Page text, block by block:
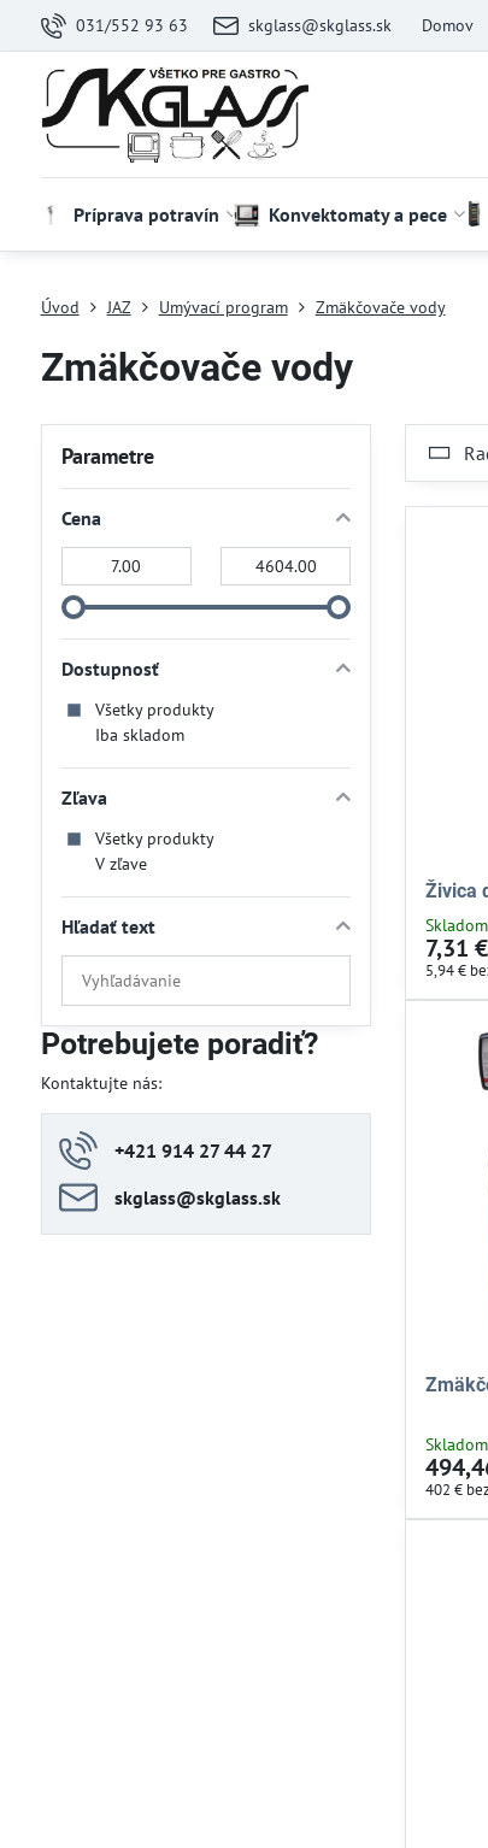
031/552 93 63 skglass@skglass.sk Domov
Príprava potravín Konvektomaty a pece
Úvod JAZ Umývací program Zmäkčovače vody
Zmäkčovače vody
Živica
Skladom
7,31 €
5,94 €
Skladom
402 €
Parametre
Cena
Dostupnosť
Všetky produkty
Iba skladom
Zľava
Všetky produkty
V zľave
Hľadať text
Prehľadať
výsledky
filtra
fulltextom
Potrebujete poradiť?
Kontaktujte nás:
+421 914 27 44 27
skglass​@skglass​.sk